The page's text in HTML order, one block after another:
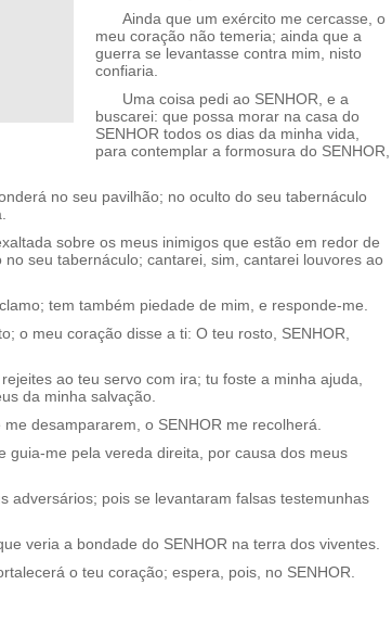
Ainda que um exército me cercasse, o
meu coração não temeria; ainda que a
guerra se levantasse contra mim, nisto
confiaria.
Uma coisa pedi ao SENHOR, e a
buscarei: que possa morar na casa do
SENHOR todos os dias da minha vida,
para contemplar a formosura do SENHOR,
no seu pavilhão; no oculto do seu tabernáculo
sobre os meus inimigos que estão em redor de
seu tabernáculo; cantarei, sim, cantarei louvores ao
tem também piedade de mim, e responde-me.
o meu coração disse a ti: O teu rosto, SENHOR,
ao teu servo com ira; tu foste a minha ajuda,
da minha salvação.
desampararem, o SENHOR me recolherá.
guia-me pela vereda direita, por causa dos meus
adversários; pois se levantaram falsas testemunhas
veria a bondade do SENHOR na terra dos viventes.
o teu coração; espera, pois, no SENHOR.